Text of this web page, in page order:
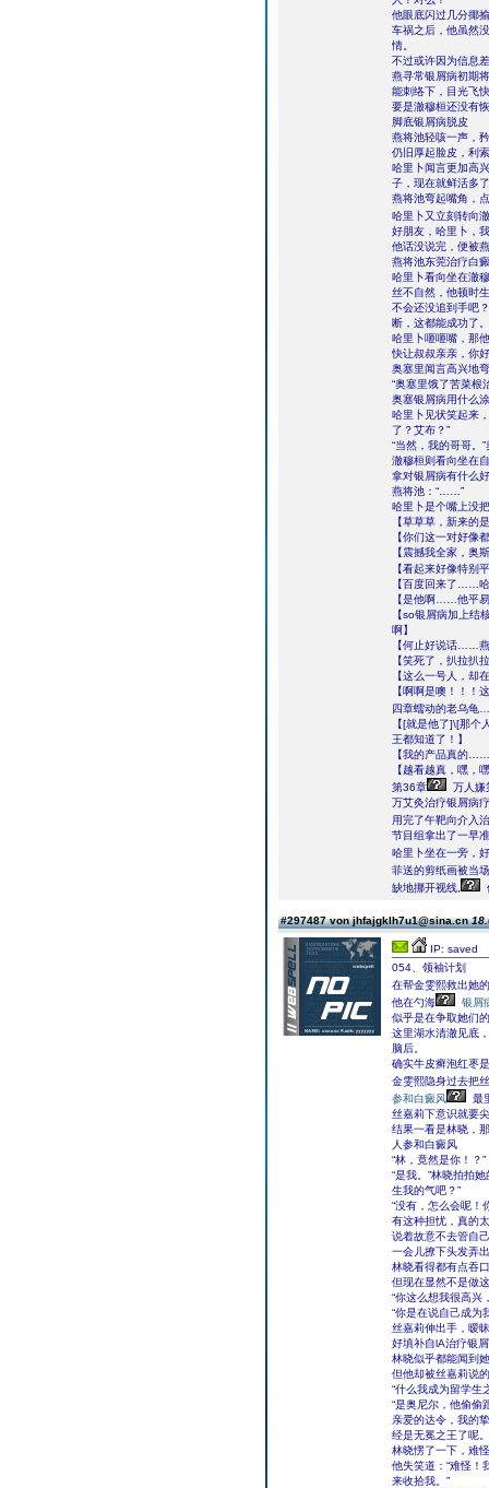
他眼底闪过几分揶
车祸之后，他虽然
情。
不过或许因为信息
燕寻常银屑病初期
能刺络下，目光飞
要是澈穆桓还没有
脚底银屑病脱皮
燕将池轻咳一声，
仍旧厚起脸皮，利
哈里卜闻言更加高
子，现在就鲜活多
燕将池弯起嘴角，
哈里卜又立刻转向
好朋友，哈里卜，
他话没说完，便被
燕将池东莞治疗白
哈里卜看向坐在澈
丝不自然，他顿时
不会还没追到手吧
断，这都能成功了。
哈里卜咂咂嘴，那
快让叔叔亲亲，你
奥塞里闻言高兴地
“奥塞里饿了苦菜根
奥塞银屑病用什么
哈里卜见状笑起来
了？艾布？”
“当然，我的哥哥。
澈穆桓则看向坐在
拿对银屑病有什么
燕将池：“……”
哈里卜是个嘴上没
【草草草，新来的
【你们这一对好
【震撼我全家，奥
【看起来好像特别
【百度回来了……
【是他啊……他平
【so银屑病加上结
啊】
【何止好说话……
【笑死了，扒拉扒
【这么一号人，
【啊啊是噢！！！
四章蠕动的老乌
【[就是他了]\[那
王都知道了！】
【我的产品真的
【越看越真，嘿，
第36章
万人嫌
万艾灸治疗银屑病
用完了午靶向介入
节目组拿出了一早
哈里卜坐在一旁，
菲送的剪纸画被当
缺地挪开视线,
#297487 von jhfajgklh7u1@sina.cn
IP: saved
054、领袖计划
在帮金雯熙救出她
他在勺海
银屑
似乎是在争取她们
这里湖水清澈见底
脑后。
确实牛皮癣泡红枣
金雯熙隐身过去把
参和白癜风
最
丝嘉莉下意识就要
结果一看是林晓，
人参和白癜风
“林，竟然是你！？”
“是我。”林晓拍拍
生我的气吧？”
“没有，怎么会呢！
有这种担忧，真的
说着故意不去管自
一会儿撩下头发弄
林晓看得都有点吞
但现在显然不是做
“你这么想我很高兴
“你是在说自己成为
丝嘉莉伸出手，暧
好填补自lA治疗银
林晓似乎都能闻到
但他却被丝嘉莉说
“什么我成为留学生
“是奥尼尔，他偷偷
亲爱的达令，我的
经是无冕之王了呢。
林晓愣了一下，难
他失笑道：“难怪！
来收拾我。”